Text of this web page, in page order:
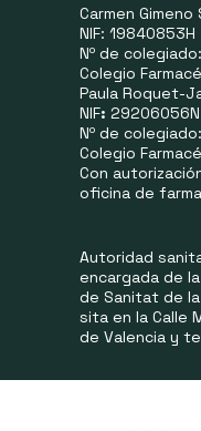
Carmen Gimeno
NIF: 19840853H
Nº de
Colegio
Paula Roquet-
NIF: 29206056N
Nº de
Colegio
Con
oficina de
Autoridad
encargada de
de Sanitat de
sita en la Calle
de Valencia y